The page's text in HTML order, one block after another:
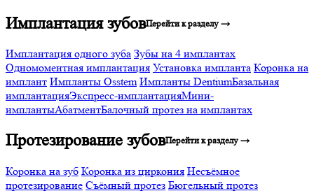
Имплантация зубовПерейти к разделу →
Имплантация одного зуба Зубы на 4 имплантах
Одномоментная имплантация Установка импланта Коронка на
имплант Импланты Osstem Импланты DentiumБазальная
имплантацияЭкспресс-имплантацияМини-
имплантыАбатментБалочный протез на имплантах
Протезирование зубовПерейти к разделу →
Коронка на зуб Коронка из циркония Несъёмное
протезирование Съёмный протез Бюгельный протез